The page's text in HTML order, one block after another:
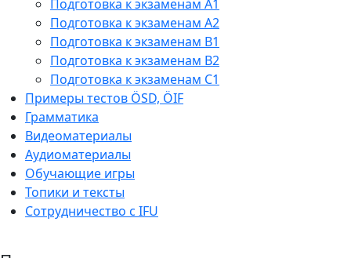
Подготовка к экзаменам A1
Подготовка к экзаменам A2
Подготовка к экзаменам B1
Подготовка к экзаменам B2
Подготовка к экзаменам C1
Примеры тестов ÖSD, ÖIF
Грамматика
Видеоматериалы
Аудиоматериалы
Обучающие игры
Топики и тексты
Сотрудничество c IFU